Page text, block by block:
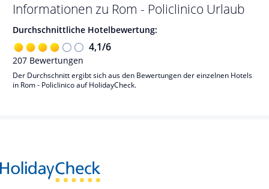
Informationen zu Rom - Policlinico Urlaub
Durchschnittliche Hotelbewertung:
4,1/6
207 Bewertungen
Der Durchschnitt ergibt sich aus den Bewertungen der einzelnen Hotels
in Rom - Policlinico auf HolidayCheck.